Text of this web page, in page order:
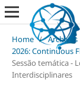
Home / Archives
2026: Continuous
Sessão temática -
Interdisciplinares